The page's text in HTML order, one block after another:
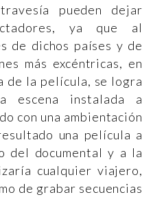
pueden dejar
ya que al
de dichos países y de
más excéntricas, en
de la película, se logra
instalada a
con una ambientación
una película a
del documental y a la
cualquier viajero,
de grabar secuencias